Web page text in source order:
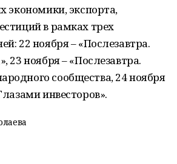
экономики, экспорта,
в рамках трех
22 ноября – «Послезавтра.
23 ноября – «Послезавтра.
сообщества, 24 ноября
инвесторов».